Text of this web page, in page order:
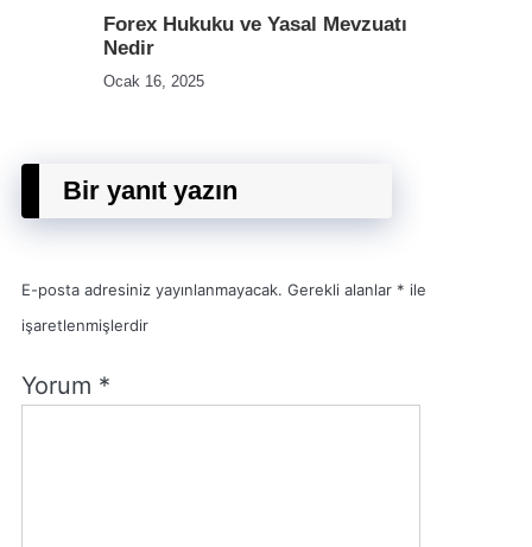
Forex Hukuku ve Yasal Mevzuatı
Nedir
Ocak 16, 2025
Bir yanıt yazın
E-posta adresiniz yayınlanmayacak. Gerekli alanlar * ile
işaretlenmişlerdir
Yorum *